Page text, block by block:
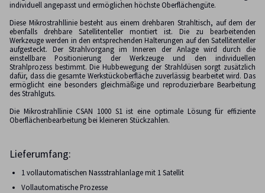
individuell angepasst und ermöglichen höchste Oberflächengüte.
Diese Mikrostrahllinie besteht aus einem drehbaren Strahltisch, auf dem der
ebenfalls drehbare Satellitenteller montiert ist. Die zu bearbeitenden
Werkzeuge werden in den entsprechenden Halterungen auf den Satellitenteller
aufgesteckt. Der Strahlvorgang im Inneren der Anlage wird durch die
einstellbare Positionierung der Werkzeuge und den individuellen
Strahlprozess bestimmt. Die Hubbewegung der Strahldüsen sorgt zusätzlich
dafür, dass die gesamte Werkstückoberfläche zuverlässig bearbeitet wird. Das
ermöglicht eine besonders gleichmäßige und reproduzierbare Bearbeitung
des Strahlguts.
Die Mikrostrahllinie CSAN 1000 S1 ist eine optimale Lösung für effiziente
Oberflächenbearbeitung bei kleineren Stückzahlen.
Lieferumfang:
1 vollautomatischen Nassstrahlanlage mit 1 Satellit
Vollautomatische Prozesse